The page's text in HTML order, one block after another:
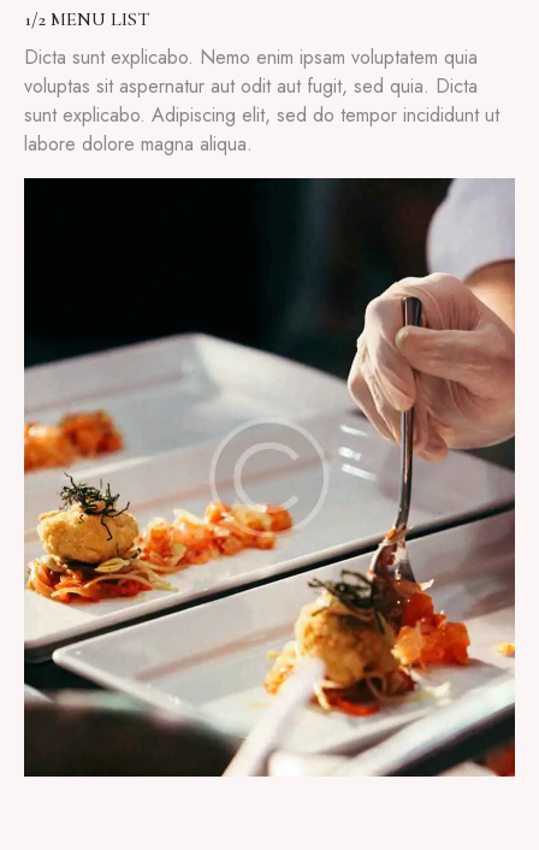
1/2 MENU LIST
Dicta sunt explicabo. Nemo enim ipsam voluptatem quia
voluptas sit aspernatur aut odit aut fugit, sed quia. Dicta
sunt explicabo. Adipiscing elit, sed do tempor incididunt ut
labore dolore magna aliqua.